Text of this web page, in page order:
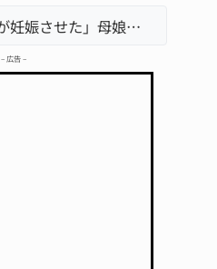
「息子が妊娠させた」母娘だまされ400万円詐欺被害 名張
– 広告 –